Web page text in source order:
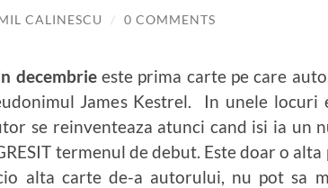
CALINESCU / 0 COMMENTS
decembrieeste prima carte pe care
James Kestrel. In unele
se reinventeaza atunci cand isi ia un
termenul de debut. Este doar o
alta carte de-a autorului, nu pot sa